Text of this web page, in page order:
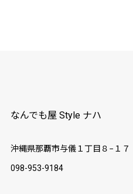
なんでも屋 Style ナハ
沖縄県那覇市与儀１丁目８−１７
098-953-9184